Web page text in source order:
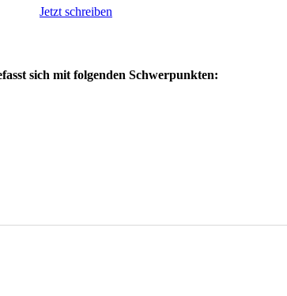
Jetzt schreiben
sich mit folgenden Schwerpunkten: